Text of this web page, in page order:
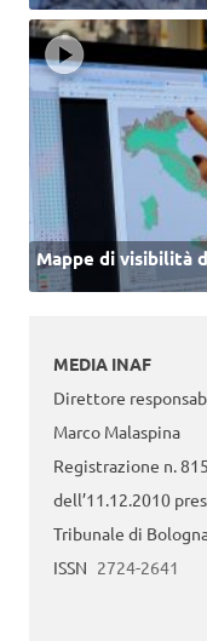
Mappe di visibilità
MEDIA INAF
Direttore
Marco Malaspina
Registrazione n.
dell’11.12.2010
Tribunale di
ISSN 2724-2641